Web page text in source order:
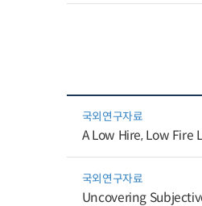
국외연구자료
A Low Hire, Low Fire
국외연구자료
Uncovering